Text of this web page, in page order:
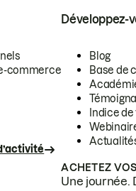
commerce
Développez-
Blog
Base de
Indice
ACHETEZ
Une journée.